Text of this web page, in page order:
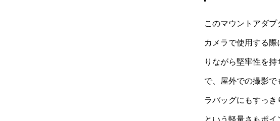
このマウントアダプ
カメラで使用する
りながら堅牢性を
で、屋外での撮影
ラバッグにもすっ